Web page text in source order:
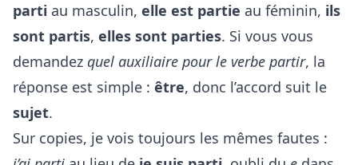
parti au masculin, elle est partie au féminin, ils
sont partis, elles sont parties. Si vous vous
demandez quel auxiliaire pour le verbe partir, la
réponse est simple : être, donc l’accord suit le
sujet.
Sur copies, je vois toujours les mêmes fautes :